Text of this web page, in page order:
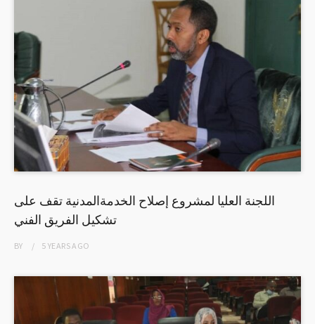
اللجنة العليا لمشروع إصلاح الخدمةالمدنية تقف على
تشكيل الفريق الفني
BY 5 YEARSAGO